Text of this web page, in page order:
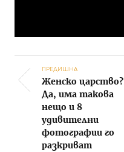
Post navigation
ПРЕДИШНА
Женско царство?
Да, има такова
нещо и 8
удивителни
фотографии го
разкриват